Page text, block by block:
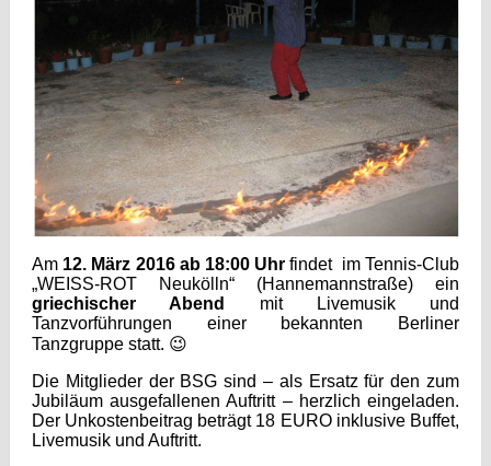
Am 12. März 2016 ab 18:00 Uhr findet im Tennis-Club
„WEISS-ROT Neukölln“ (Hannemannstraße) ein
griechischer Abend
mit Livemusik und
Tanzvorführungen einer bekannten Berliner
Tanzgruppe statt. 😉
Die Mitglieder der BSG sind – als Ersatz für den zum
Jubiläum ausgefallenen Auftritt – herzlich eingeladen.
Der Unkostenbeitrag beträgt 18 EURO inklusive Buffet,
Livemusik und Auftritt.